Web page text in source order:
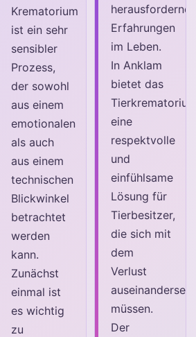
Krematorium
ist ein sehr
sensibler
Prozess,
der sowohl
aus einem
emotionalen
als auch
aus einem
technischen
Blickwinkel
betrachtet
werden
kann.
Zunächst
einmal ist
es wichtig
zu
Erfahrungen
im Leben.
In Anklam
bietet das
eine
respektvolle
und
einfühlsame
Lösung für
Tierbesitzer,
die sich mit
dem
Verlust
müssen.
Der